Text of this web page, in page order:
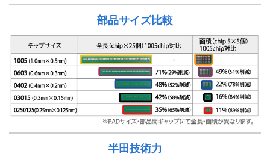
部品サイズ比較
半田技術力